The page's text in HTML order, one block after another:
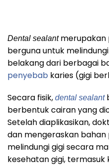
Dental sealantmerupakan
berguna untuk
belakang dari berbagai
penyebab karies (gigi
Secara fisik, dental sealant
berbentuk cairan yang
Setelah diaplikasikan,
dan mengeraskan bahan
melindungi gigi secara
kesehatan gigi, termasuk